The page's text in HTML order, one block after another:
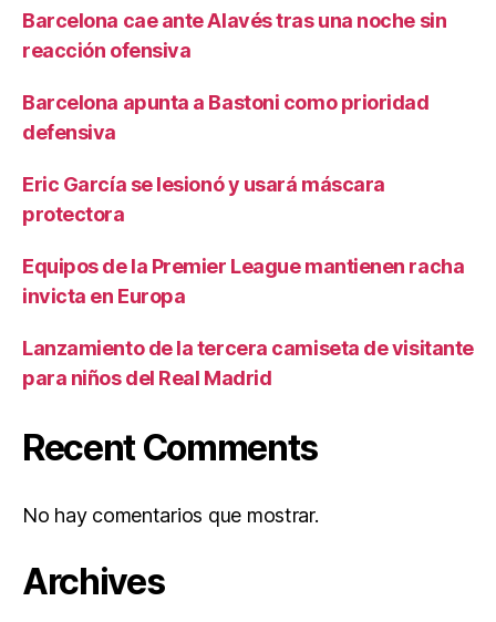
Barcelona cae ante Alavés tras una noche sin
reacción ofensiva
Barcelona apunta a Bastoni como prioridad
defensiva
Eric García se lesionó y usará máscara
protectora
Equipos de la Premier League mantienen racha
invicta en Europa
Lanzamiento de la tercera camiseta de visitante
para niños del Real Madrid
Recent Comments
No hay comentarios que mostrar.
Archives